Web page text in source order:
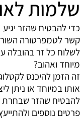
שלמות
כדי להבטיח שהזר
קשר לטמפרטורה
לשלוח כל זר בהובלה
מיוחד ואהוב?
זה הזמן להיכנס
אותו במיוחד או ניתן
להבטיח שהזר שבחרת
פרטים נוספים